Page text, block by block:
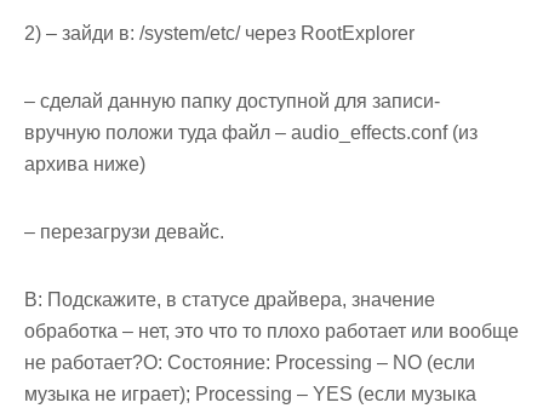
2) – зайди в: /system/etc/ через RootExplorer
– сделай данную папку доступной для записи-
вручную положи туда файл – audio_effects.conf (из
архива ниже)
– перезагрузи девайс.
В: Подскажите, в статусе драйвера, значение
обработка – нет, это что то плохо работает или вообще
не работает?О: Состояние: Processing – NO (если
музыка не играет); Processing – YES (если музыка